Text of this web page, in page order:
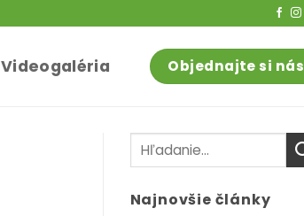
Videogaléria Objednajte si nás
Najnovšie články